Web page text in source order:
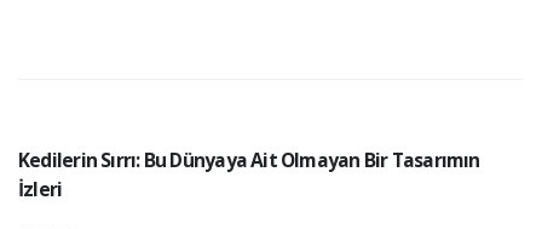
Kedilerin Sırrı: Bu Dünyaya Ait Olmayan Bir Tasarımın
İzleri